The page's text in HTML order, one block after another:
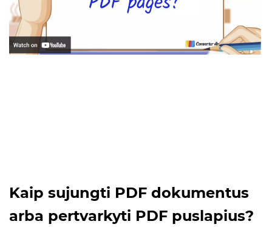
Kaip sujungti PDF dokumentus
arba pertvarkyti PDF puslapius?